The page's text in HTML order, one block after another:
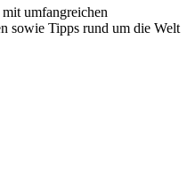
umfangreichen
sowie Tipps rund um die Welt